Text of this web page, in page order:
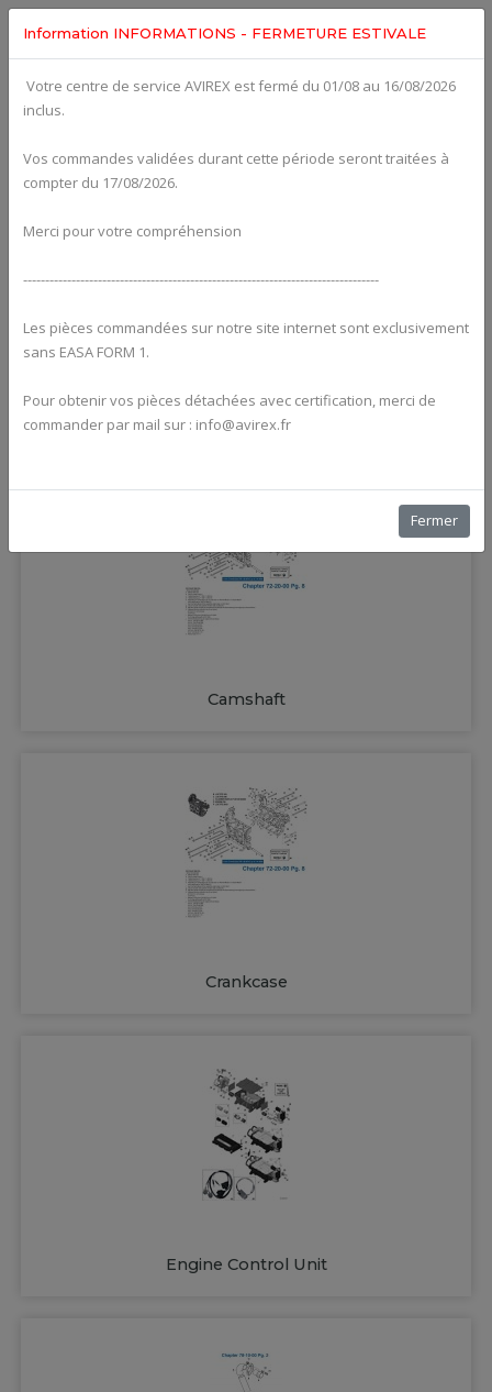
Alternators
Camshaft
Crankcase
Engine Control Unit
Information INFORMATIONS - FERMETURE ESTIVALE
Votre centre de service AVIREX est fermé du 01/08 au 16/08/2026
inclus.
Vos commandes validées durant cette période seront traitées à
compter du 17/08/2026.
Merci pour votre compréhension
---------------------------------------------------------------------------------
Les pièces commandées sur notre site internet sont exclusivement
sans EASA FORM 1.
Pour obtenir vos pièces détachées avec certification, merci de
commander par mail sur : info@avirex.fr
Fermer